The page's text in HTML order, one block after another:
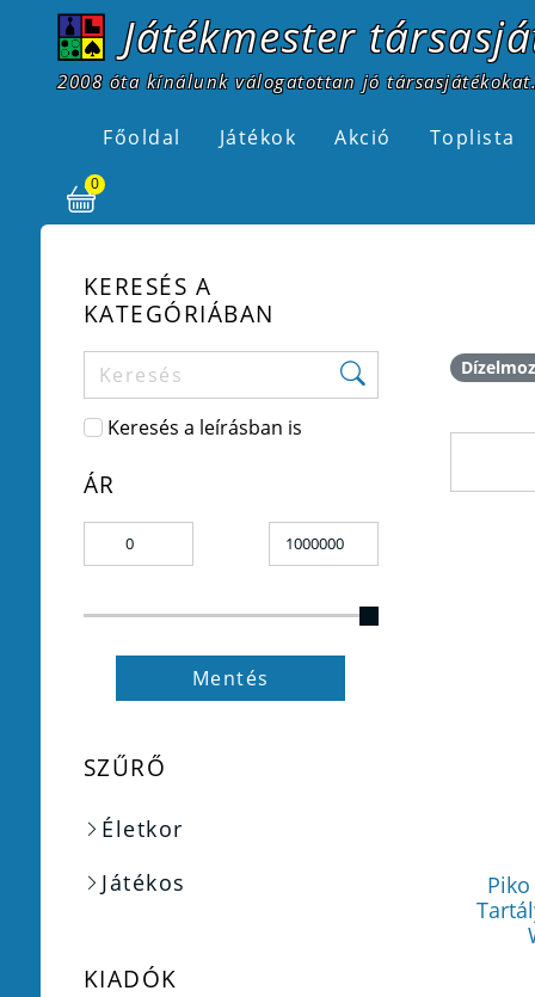
Játékmester
2008 óta kínálunk válogatottan jó
Főoldal Játékok Akció Toplista
0
KERESÉS A
KATEGÓRIÁBAN
Keresés a leírásban is
ÁR
Mentés
SZŰRŐ
Életkor
Játékos
KIADÓK